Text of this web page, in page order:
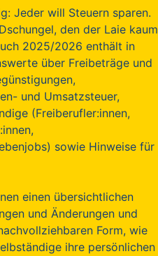
Jeder will Steuern sparen.
den der Laie kaum
2025/2026 enthält in
über Freibeträge und
und Umsatzsteuer,
(Freiberufler:innen,
sowie Hinweise für
einen übersichtlichen
und Änderungen und
Form, wie
ihre persönlichen